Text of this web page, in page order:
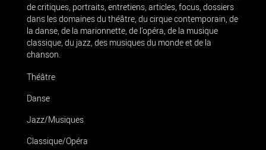
de critiques, portraits, entretiens, articles, focus, dossiers
dans les domaines du théâtre, du cirque contemporain, de
la danse, de la marionnette, de l’opéra, de la musique
classique, du jazz, des musiques du monde et de la
chanson.
Théâtre
Danse
Jazz/Musiques
Classique/Opéra